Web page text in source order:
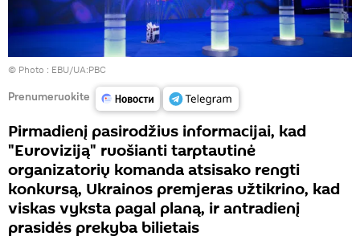
© Photo : EBU/UA:PBC
Prenumeruokite
Pirmadienį pasirodžius informacijai, kad
"Euroviziją" ruošianti tarptautinė
organizatorių komanda atsisako rengti
konkursą, Ukrainos premjeras užtikrino, kad
viskas vyksta pagal planą, ir antradienį
prasidės prekyba bilietais